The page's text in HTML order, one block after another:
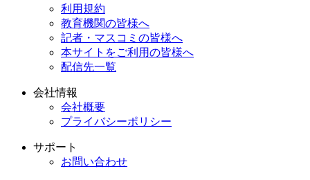
利用規約
教育機関の皆様へ
記者・マスコミの皆様へ
本サイトをご利用の皆様へ
配信先一覧
会社情報
会社概要
プライバシーポリシー
サポート
お問い合わせ